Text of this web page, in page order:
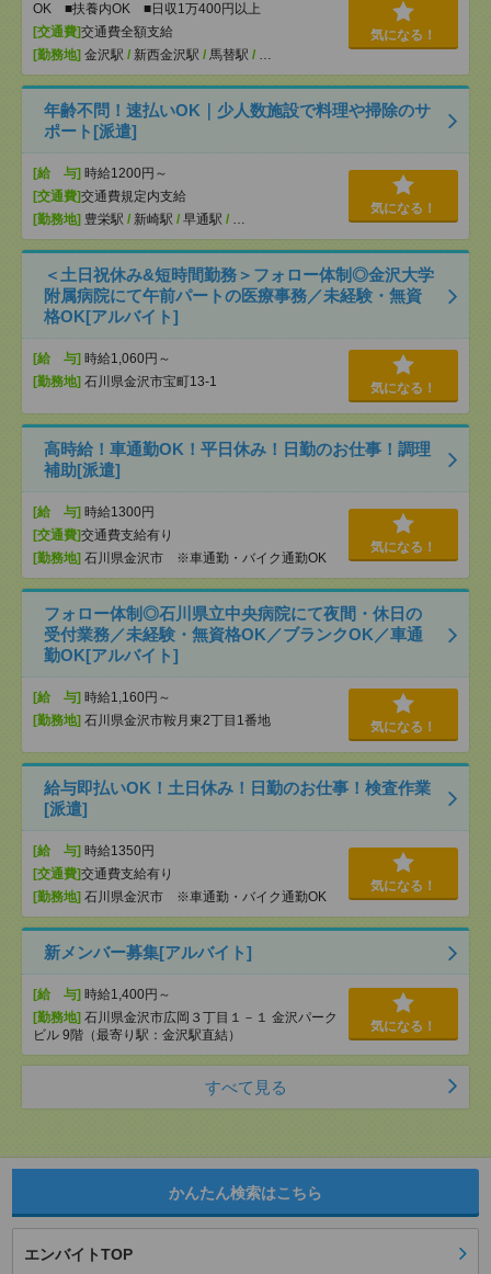
OK ■扶養内OK ■日収1万400円以上
[交通費]交通費全額支給
[勤務地] 金沢駅 / 新西金沢駅 / 馬替駅 / …
気になる！
年齢不問！速払いOK｜少人数施設で料理や掃除のサ
ポート[派遣]
[給 与] 時給1200円～
[交通費]交通費規定内支給
[勤務地] 豊栄駅 / 新崎駅 / 早通駅 / …
気になる！
＜土日祝休み&短時間勤務＞フォロー体制◎金沢大学
附属病院にて午前パートの医療事務／未経験・無資
格OK[アルバイト]
[給 与] 時給1,060円～
[勤務地] 石川県金沢市宝町13-1 気になる！
高時給！車通勤OK！平日休み！日勤のお仕事！調理
補助[派遣]
[給 与] 時給1300円
[交通費]交通費支給有り
[勤務地] 石川県金沢市 ※車通勤・バイク通勤OK
気になる！
フォロー体制◎石川県立中央病院にて夜間・休日の
受付業務／未経験・無資格OK／ブランクOK／車通
勤OK[アルバイト]
[給 与] 時給1,160円～
[勤務地] 石川県金沢市鞍月東2丁目1番地 気になる！
給与即払いOK！土日休み！日勤のお仕事！検査作業
[派遣]
[給 与] 時給1350円
[交通費]交通費支給有り
[勤務地] 石川県金沢市 ※車通勤・バイク通勤OK
気になる！
新メンバー募集[アルバイト]
[給 与] 時給1,400円～
[勤務地] 石川県金沢市広岡３丁目１－１ 金沢パーク
ビル 9階（最寄り駅：金沢駅直結）
気になる！
すべて見る
かんたん検索はこちら
エンバイトTOP